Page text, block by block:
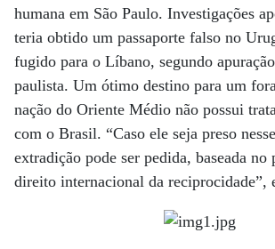
humana em São Paulo. Investigações
teria obtido um passaporte falso no
fugido para o Líbano, segundo
paulista. Um ótimo destino para um
nação do Oriente Médio não possui
com o Brasil. “Caso ele seja preso
extradição pode ser pedida, baseada
direito internacional da reciprocidade”,